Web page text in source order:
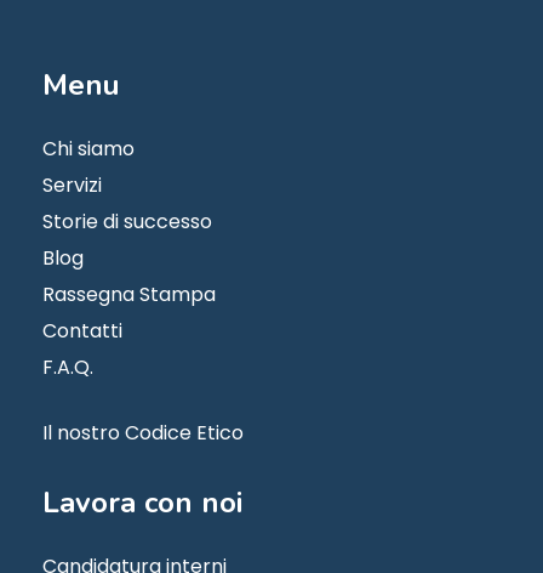
Menu
Chi siamo
Servizi
Storie di successo
Blog
Rassegna Stampa
Contatti
F.A.Q.
Il nostro Codice Etico
Lavora con noi
Candidatura interni